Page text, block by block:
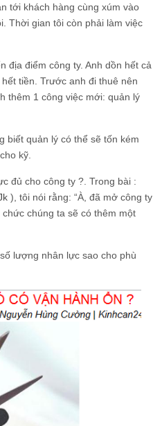
tới khách hàng cùng xúm vào
Thời gian tôi còn phải làm việc
địa điểm công ty. Anh dồn hết cả
tiền. Trước anh đi thuê nên
thêm 1 công việc mới: quản lý
biết quản lý có thể sẽ tốn kém
kỹ.
đủ cho công ty ?. Trong bài :
), tôi nói rằng: “À, đã mở công ty
chúng ta sẽ có thêm một
lượng nhân lực sao cho phù